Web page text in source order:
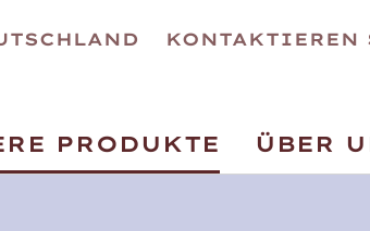
PRODUKTE ÜBER
KONTAKTIEREN